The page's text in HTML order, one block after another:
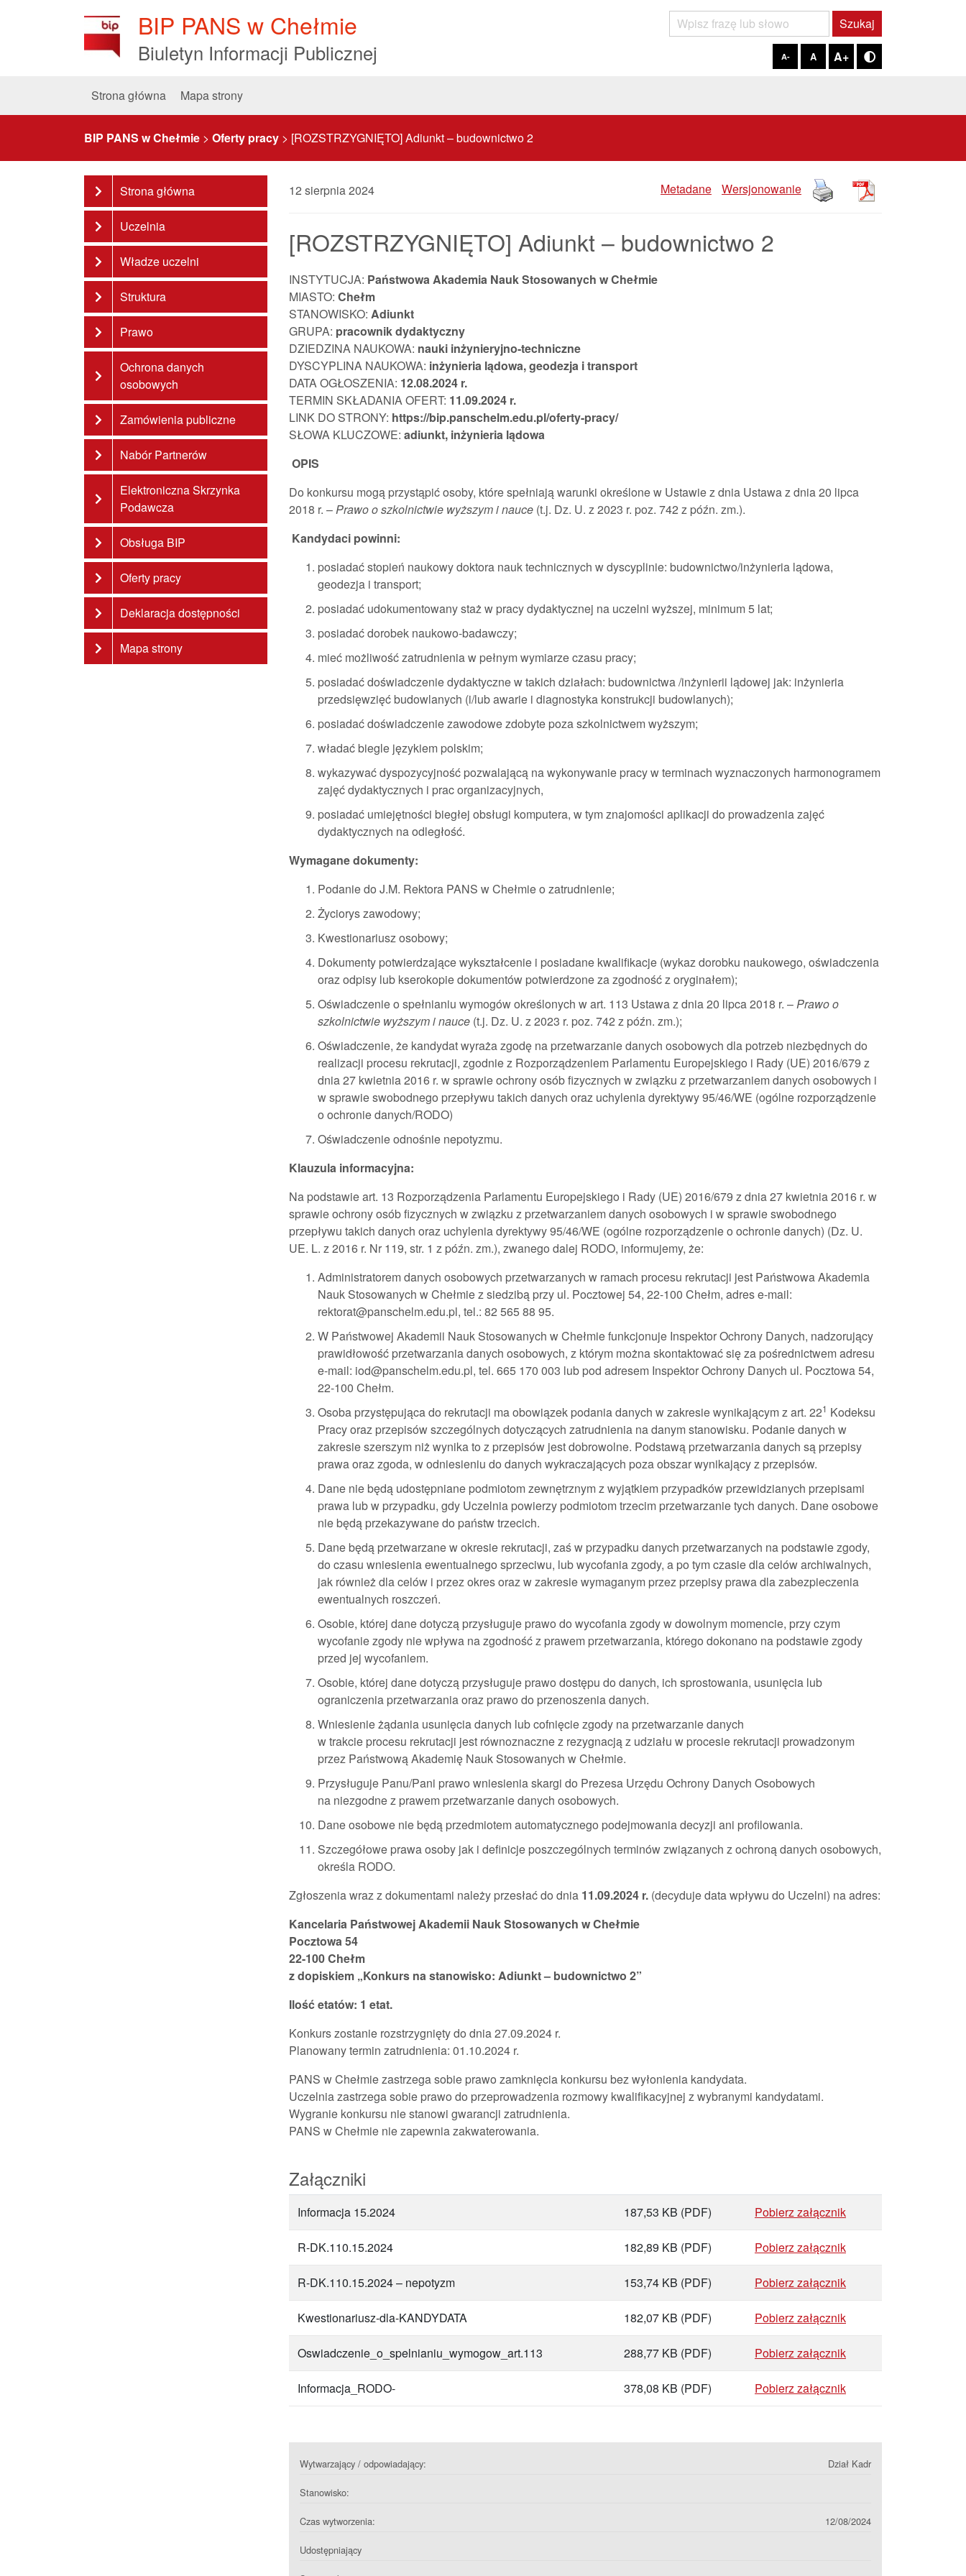
BIP PANS w Chełmie
Biuletyn Informacji Publicznej
Szukaj Szukaj
A- A A+
Tryb kontrastowy
Strona główna
Mapa strony
BIP PANS w Chełmie > Oferty pracy > [ROZSTRZYGNIĘTO] Adiunkt – budownictwo 2
Strona główna
Uczelnia
Władze uczelni
Struktura
Prawo
Ochrona danych
osobowych
Zamówienia publiczne
Nabór Partnerów
Elektroniczna Skrzynka
Podawcza
Obsługa BIP
Oferty pracy
Deklaracja dostępności
Mapa strony
12 sierpnia 2024 Metadane Wersjonowanie
[ROZSTRZYGNIĘTO] Adiunkt – budownictwo 2
INSTYTUCJA: Państwowa Akademia Nauk Stosowanych w Chełmie
MIASTO: Chełm
STANOWISKO: Adiunkt
GRUPA: pracownikdydaktyczny
DZIEDZINA NAUKOWA: nauki inżynieryjno-techniczne
DYSCYPLINA NAUKOWA: inżynieria lądowa, geodezja i transport
DATA OGŁOSZENIA: 12.08.2024 r.
TERMIN SKŁADANIA OFERT: 11.09.2024 r.
LINK DO STRONY: https://bip.panschelm.edu.pl/oferty-pracy/
SŁOWA KLUCZOWE: adiunkt, inżynieria lądowa
OPIS
Do konkursu mogą przystąpić osoby, które spełniają warunki określone w Ustawie z dnia Ustawa z dnia 20 lipca
2018 r. –Prawo o szkolnictwie wyższym i nauce (t.j. Dz. U. z 2023 r. poz. 742 z późn. zm.).
Kandydaci powinni:
posiadać stopień naukowy doktora nauk technicznych w dyscyplinie: budownictwo/inżynieria lądowa,
geodezja i transport;
posiadać udokumentowany staż w pracy dydaktycznej na uczelni wyższej, minimum 5 lat;
posiadać dorobek naukowo-badawczy;
mieć możliwość zatrudnienia w pełnym wymiarze czasu pracy;
posiadać doświadczenie dydaktyczne w takich działach: budownictwa /inżynierii lądowej jak: inżynieria
przedsięwzięć budowlanych (i/lub awarie i diagnostyka konstrukcji budowlanych);
posiadać doświadczenie zawodowe zdobyte poza szkolnictwem wyższym;
władać biegle językiem polskim;
wykazywać dyspozycyjność pozwalającą na wykonywanie pracy w terminach wyznaczonych harmonogramem
zajęć dydaktycznych i prac organizacyjnych,
posiadać umiejętności biegłej obsługi komputera, w tym znajomości aplikacji do prowadzenia zajęć
dydaktycznych na odległość.
Wymagane dokumenty:
Podanie do J.M. Rektora PANS w Chełmie o zatrudnienie;
Życiorys zawodowy;
Kwestionariusz osobowy;
Dokumenty potwierdzające wykształcenie i posiadane kwalifikacje (wykaz dorobku naukowego, oświadczenia
oraz odpisy lub kserokopie dokumentów potwierdzone za zgodność z oryginałem);
Oświadczenie o spełnianiu wymogów określonych w art. 113 Ustawa z dnia 20 lipca 2018 r. –Prawo o
szkolnictwie wyższym i nauce (t.j. Dz. U. z 2023 r. poz. 742 z późn. zm.);
Oświadczenie, że kandydat wyraża zgodę na przetwarzanie danych osobowych dla potrzeb niezbędnych do
realizacji procesu rekrutacji, zgodnie z Rozporządzeniem Parlamentu Europejskiego i Rady (UE) 2016/679 z
dnia 27 kwietnia 2016 r. w sprawie ochrony osób fizycznych w związku z przetwarzaniem danych osobowych i
w sprawie swobodnego przepływu takich danych oraz uchylenia dyrektywy 95/46/WE (ogólne rozporządzenie
o ochronie danych/RODO)
Oświadczenie odnośnie nepotyzmu.
Klauzula informacyjna:
Na podstawie art. 13 Rozporządzenia Parlamentu Europejskiego i Rady (UE) 2016/679 z dnia 27 kwietnia 2016 r. w
sprawie ochrony osób fizycznych w związku z przetwarzaniem danych osobowych i w sprawie swobodnego
przepływu takich danych oraz uchylenia dyrektywy 95/46/WE (ogólne rozporządzenie o ochronie danych) (Dz. U.
UE. L. z 2016 r. Nr 119, str. 1 z późn. zm.), zwanego dalej RODO, informujemy, że:
Administratorem danych osobowych przetwarzanych w ramach procesu rekrutacji jest Państwowa Akademia
Nauk Stosowanych w Chełmie z siedzibą przy ul. Pocztowej 54, 22-100 Chełm, adres e-mail:
rektorat@panschelm.edu.pl, tel.: 82 565 88 95.
W Państwowej Akademii Nauk Stosowanych w Chełmie funkcjonuje Inspektor Ochrony Danych, nadzorujący
prawidłowość przetwarzania danych osobowych, z którym można skontaktować się za pośrednictwem adresu
e-mail: iod@panschelm.edu.pl, tel. 665 170 003 lub pod adresem Inspektor Ochrony Danych ul. Pocztowa 54,
22-100 Chełm.
Osoba przystępująca do rekrutacji ma obowiązek podania danych w zakresie wynikającym z art. 221 Kodeksu
Pracy oraz przepisów szczególnych dotyczących zatrudnienia na danym stanowisku. Podanie danych w
zakresie szerszym niż wynika to z przepisów jest dobrowolne. Podstawą przetwarzania danych są przepisy
prawa oraz zgoda, w odniesieniu do danych wykraczających poza obszar wynikający z przepisów.
Dane nie będą udostępniane podmiotom zewnętrznym z wyjątkiem przypadków przewidzianych przepisami
prawa lub w przypadku, gdy Uczelnia powierzy podmiotom trzecim przetwarzanie tych danych. Dane osobowe
nie będą przekazywane do państw trzecich.
Dane będą przetwarzane w okresie rekrutacji, zaś w przypadku danych przetwarzanych na podstawie zgody,
do czasu wniesienia ewentualnego sprzeciwu, lub wycofania zgody, a po tym czasie dla celów archiwalnych,
jak również dla celów i przez okres oraz w zakresie wymaganym przez przepisy prawa dla zabezpieczenia
ewentualnych roszczeń.
Osobie, której dane dotyczą przysługuje prawo do wycofania zgody w dowolnym momencie, przy czym
wycofanie zgody nie wpływa na zgodność z prawem przetwarzania, którego dokonano na podstawie zgody
przed jej wycofaniem.
Osobie, której dane dotyczą przysługuje prawo dostępu do danych, ich sprostowania, usunięcia lub
ograniczenia przetwarzania oraz prawo do przenoszenia danych.
Wniesienie żądania usunięcia danych lub cofnięcie zgody na przetwarzanie danych
w trakcie procesu rekrutacji jest równoznaczne z rezygnacją z udziału w procesie rekrutacji prowadzonym
przez Państwową Akademię Nauk Stosowanych w Chełmie.
Przysługuje Panu/Pani prawo wniesienia skargi do Prezesa Urzędu Ochrony Danych Osobowych
na niezgodne z prawem przetwarzanie danych osobowych.
Dane osobowe nie będą przedmiotem automatycznego podejmowania decyzji ani profilowania.
Szczegółowe prawa osoby jak i definicje poszczególnych terminów związanych z ochroną danych osobowych,
określa RODO.
Zgłoszenia wraz z dokumentami należy przesłać do dnia 11.09.2024 r. (decyduje data wpływu do Uczelni) na adres:
Kancelaria Państwowej Akademii Nauk Stosowanych w Chełmie
Pocztowa 54
22-100 Chełm
z dopiskiem „Konkurs na stanowisko: Adiunkt – budownictwo 2”
Ilość etatów: 1 etat.
Konkurs zostanie rozstrzygnięty do dnia 27.09.2024 r.
Planowany termin zatrudnienia: 01.10.2024 r.
PANS w Chełmie zastrzega sobie prawo zamknięcia konkursu bez wyłonienia kandydata.
Uczelnia zastrzega sobie prawo do przeprowadzenia rozmowy kwalifikacyjnej z wybranymi kandydatami.
Wygranie konkursu nie stanowi gwarancji zatrudnienia.
PANS w Chełmie nie zapewnia zakwaterowania.
Załączniki
Informacja 15.2024 187,53 KB (PDF) Pobierz załącznik
R-DK.110.15.2024 182,89 KB (PDF) Pobierz załącznik
R-DK.110.15.2024 – nepotyzm 153,74 KB (PDF) Pobierz załącznik
Kwestionariusz-dla-KANDYDATA 182,07 KB (PDF) Pobierz załącznik
Oswiadczenie_o_spelnianiu_wymogow_art.113 288,77 KB (PDF) Pobierz załącznik
Informacja_RODO- 378,08 KB (PDF) Pobierz załącznik
Wytwarzający / odpowiadający: Dział Kadr
Stanowisko:
Czas wytworzenia: 12/08/2024
Udostępniający